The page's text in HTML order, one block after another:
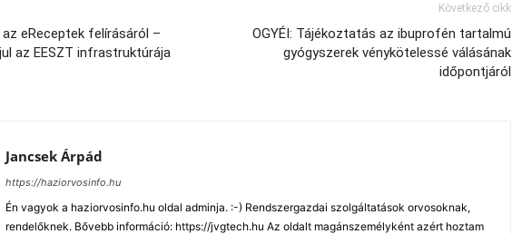
eReceptek felírásáról –
az EESZT infrastruktúrája
Következő cikk
OGYÉI: Tájékoztatás az ibuprofén tartalmú
gyógyszerek vénykötelessé válásának
időpontjáról
Jancsek Árpád
https://haziorvosinfo.hu
Én vagyok a haziorvosinfo.hu oldal adminja. :-) Rendszergazdai szolgáltatások orvosoknak,
rendelőknek. Bővebb információ: https://jvgtech.hu Az oldalt magánszemélyként azért hoztam